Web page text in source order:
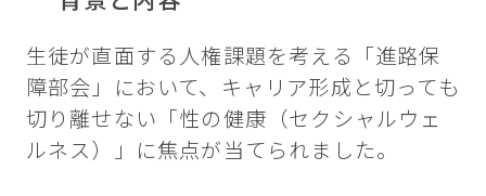
生徒が直面する人権課題を考える「進路保
障部会」において、キャリア形成と切っても
切り離せない「性の健康（セクシャルウェ
ルネス）」に焦点が当てられました。